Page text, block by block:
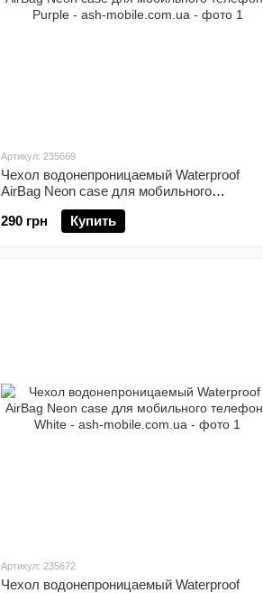
Артикул: 235669
Чехол водонепроницаемый Waterproof
AirBag Neon case для мобильного
телефона Purple
290 грн
Купить
Артикул: 235672
Чехол водонепроницаемый Waterproof